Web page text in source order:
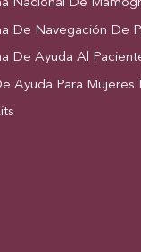
Nacional De
De Navegación De
De Ayuda Al
Ayuda Para Mujeres